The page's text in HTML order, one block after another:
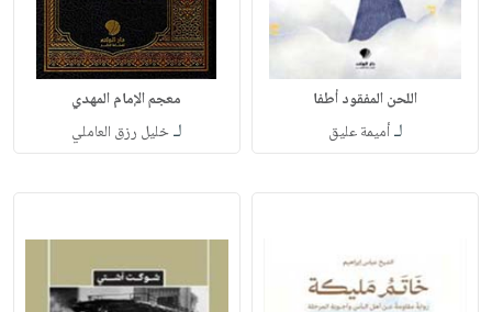
اللحن المفقود أطفا
لـأميمة عليق
معجم الإمام المهدي
لـخليل رزق العاملي